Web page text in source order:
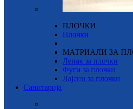
ПЛОЧКИ
Плочки
МАТРИАЛИ ЗА
Лепак за плочки
Фуги за плочки
Лајсни за плочки
Санитарија